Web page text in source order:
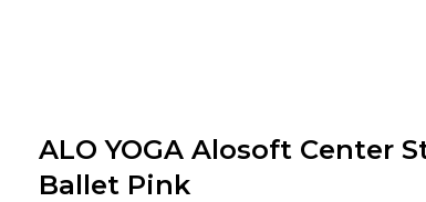
ALO YOGA Alosoft Center
Ballet Pink